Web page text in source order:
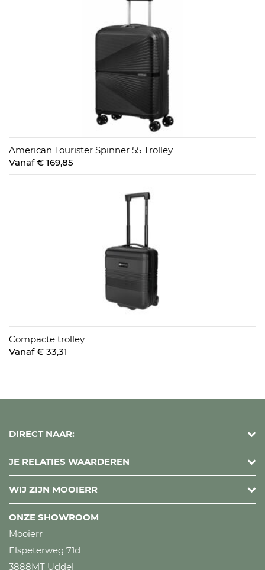
American Tourister Spinner 55 Trolley
Vanaf € 169,85
Compacte trolley
Vanaf € 33,31
DIRECT NAAR:
JE RELATIES WAARDEREN
WIJ ZIJN MOOIERR
ONZE SHOWROOM
Mooierr
Elspeterweg 71d
3888MT Uddel